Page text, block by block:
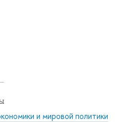
и мировой политики